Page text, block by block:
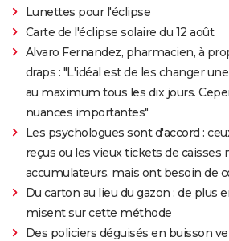
Lunettes pour l'éclipse
Carte de l'éclipse solaire du 12 août
Alvaro Fernandez, pharmacien, à
draps : "L'idéal est de les changer
au maximum tous les dix jours.
nuances importantes"
Les psychologues sont d'accord :
reçus ou les vieux tickets de caisses
accumulateurs, mais ont besoin de
Du carton au lieu du gazon : de plus
misent sur cette méthode
Des policiers déguisés en buisson